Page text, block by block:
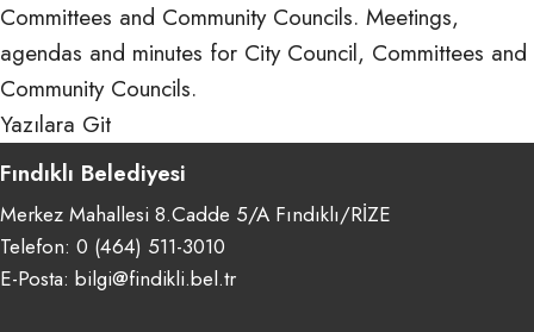
Committees and Community Councils. Meetings,
agendas and minutes for City Council, Committees and
Community Councils.
Yazılara Git
Fındıklı Belediyesi
Merkez Mahallesi 8.Cadde 5/A Fındıklı/RİZE
Telefon: 0 (464) 511-3010
E-Posta: bilgi@findikli.bel.tr